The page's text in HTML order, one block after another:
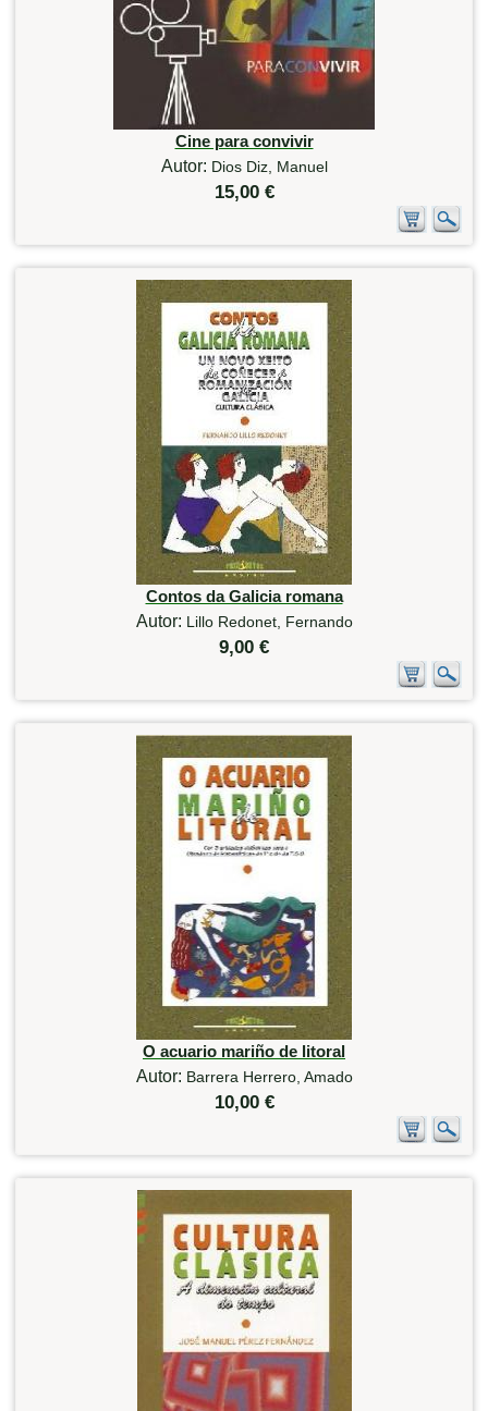
Cine para convivir
Autor: Dios Diz, Manuel
15,00 €
Contos da Galicia romana
Autor: Lillo Redonet, Fernando
9,00 €
O acuario mariño de litoral
Autor: Barrera Herrero, Amado
10,00 €